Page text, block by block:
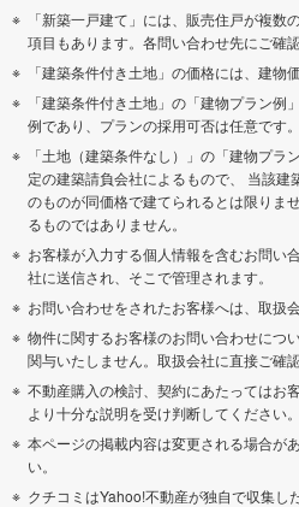
「新築一戸建て」には、販売住戸が複
項目もあります。各問い合わせ先にご確認
「建築条件付き土地」の価格には、建物
「建築条件付き土地」の「建物プラン
例であり、プランの採用可否は任意です。
「土地（建築条件なし）」の「建物プ
定の建築請負会社によるもので、 当該
のものが同価格で建てられるとは限りま
るものではありません。
お客様が入力する個人情報を含むお問い
社に送信され、そこで管理されます。
お問い合わせをされたお客様へは、取扱
物件に関するお客様のお問い合わせにつ
関与いたしません。取扱会社に直接ご確認
不動産購入の検討、契約にあたってはお
より十分な説明を受け判断してください。
本ページの掲載内容は変更される場合が
い。
クチコミはYahoo!不動産が独自で収集し